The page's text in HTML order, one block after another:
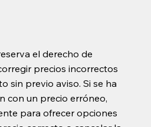
el derecho de
precios incorrectos
sin previo aviso. Si se ha
con un precio erróneo,
para ofrecer opciones